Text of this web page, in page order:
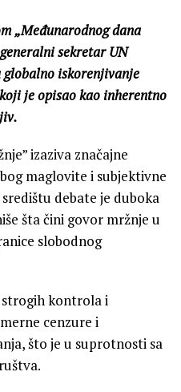
„Međunarodnog dana
sekretar UN
globalno iskorenjivanje
je opisao kao inherentno
izaziva značajne
maglovite i subjektivne
debate je duboka
šta čini govor mržnje u
slobodnog
strogih kontrola i
cenzure i
što je u suprotnosti sa